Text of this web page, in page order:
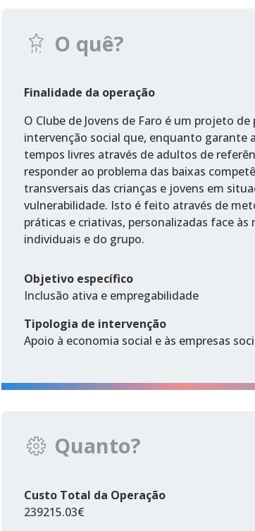
O quê?
Finalidade da operação
O Clube de Jovens de Faro é um projeto de
intervenção social que, enquanto garante
tempos livres através de adultos de
responder ao problema das baixas
transversais das crianças e jovens em
vulnerabilidade. Isto é feito através de
práticas e criativas, personalizadas face às
individuais e do grupo.
Objetivo específico
Inclusão ativa e empregabilidade
Tipologia de intervenção
Apoio à economia social e às empresas
Quanto?
Custo Total da Operação
239215.03€